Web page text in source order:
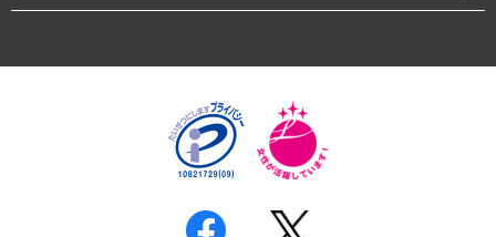
個人情報保護方針
反社会的勢力に対する基本方針